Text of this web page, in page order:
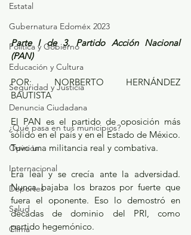
Estatal
Gubernatura Edoméx 2023
Política y Gobierno
Educación y Cultura
Seguridad y Justicia
Denuncia Ciudadana
¿Qué pasa en tus municipios?
Opinión
Internacional
Deportes
Salud
Clima
Parte I de 3. Partido Acción Nacional
(PAN)
POR: NORBERTO HERNÁNDEZ
BAUTISTA
El PAN es el partido de oposición más
sólido en el país y en el Estado de México.
Tuvo una militancia real y combativa.
Era leal y se crecía ante la adversidad.
Nunca bajaba los brazos por fuerte que
fuera el oponente. Eso lo demostró en
décadas de dominio del PRI, como
partido hegemónico.